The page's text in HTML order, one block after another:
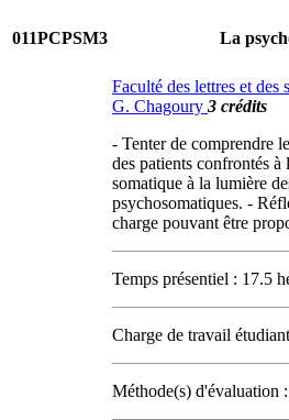
011PCPSM3 La
Faculté des lettres et des
G. Chagoury 3 crédits
- Tenter de comprendre
des patients confrontés à
somatique à la lumière
psychosomatiques. -
charge pouvant être
Temps présentiel : 17.5
Charge de travail
Méthode(s) d'évaluation